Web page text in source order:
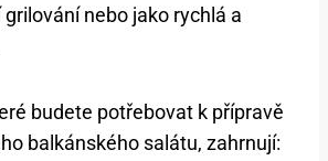
nebo jako rychlá⁢ a
‌budete potřebovat‌ k přípravě
balkánského salátu, ​zahrnují: